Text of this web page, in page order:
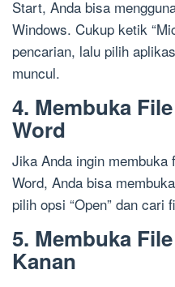
Start, Anda bisa
Windows. Cukup ketik
pencarian, lalu pilih
muncul.
4. Membuka
Word
Jika Anda ingin
Word, Anda bisa
pilih opsi “Open” dan cari
5. Membuka
Kanan